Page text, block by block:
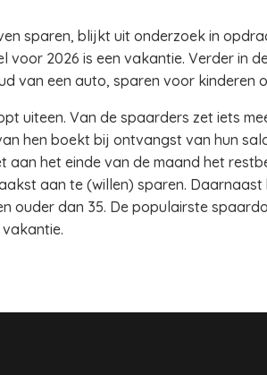
sparen, blijkt uit onderzoek in
voor 2026 is een vakantie. Verder in
van een auto, sparen voor kinderen
uiteen. Van de spaarders zet iets
hen boekt bij ontvangst van hun
aan het einde van de maand het
aan te (willen) sparen.
ouder dan 35. De populairste